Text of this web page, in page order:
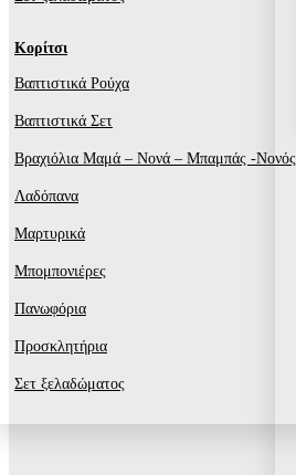
Κορίτσι
Βαπτιστικά Ρούχα
Βαπτιστικά Σετ
Βραχιόλια Μαμά – Νονά – Μπαμπάς -Νονός
Λαδόπανα
Μαρτυρικά
Μπομπονιέρες
Πανωφόρια
Προσκλητήρια
Σετ ξελαδώματος